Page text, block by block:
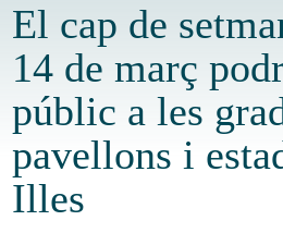
El cap de
14 de març
públic a les
pavellons i
Illes